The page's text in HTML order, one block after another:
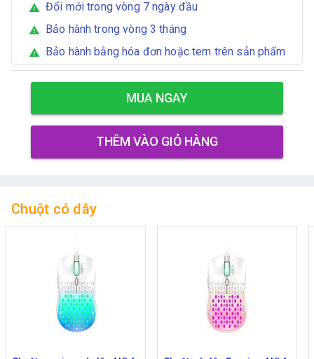
warning Đổi mới trong vòng 7 ngày đầu
warning Bảo hành trong vòng 3 tháng
warning Bảo hành bằng hóa đơn hoặc tem trên sản phẩm
MUA NGAY
THÊM VÀO GIỎ HÀNG
Chuột có dây